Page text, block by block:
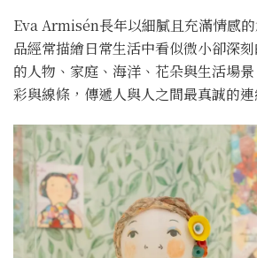
Eva Armisén長年以細膩且充滿情感
品經常描繪日常生活中看似微小卻深
的人物、家庭、海洋、花朵與生活場
彩與線條，傳遞人與人之間最真誠的連